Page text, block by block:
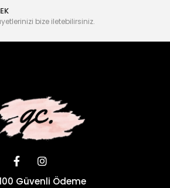
bize iletebilirsiniz.
Güvenli Ödeme